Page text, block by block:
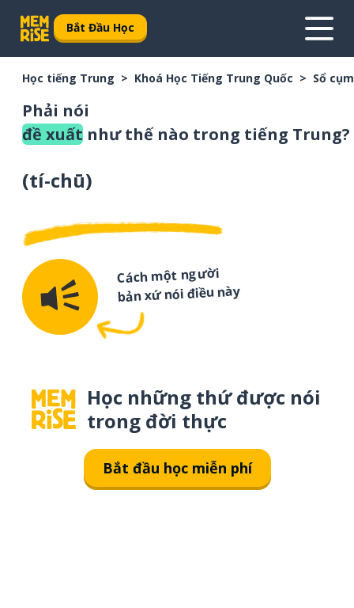
Bắt Đầu Học
Học tiếng Trung Khoá Học Tiếng Trung Quốc Sổ
Phải nói
đề xuất như thế nào trong tiếng Trung?
(tí-chū)
Cách một người
bản xứ nói điều này
Học những thứ được nói
trong đời thực
Bắt đầu học miễn phí